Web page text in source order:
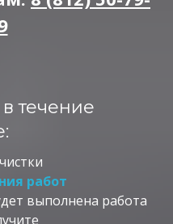
в течение
работ
выполнена работа